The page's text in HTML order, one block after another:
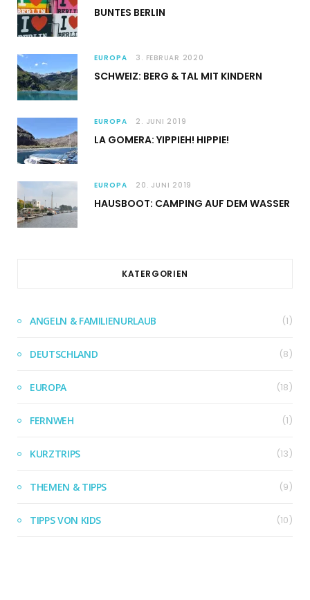
BUNTES BERLIN
EUROPA 3. FEBRUAR 2020
SCHWEIZ: BERG & TAL MIT KINDERN
EUROPA 2. JUNI 2019
LA GOMERA: YIPPIEH! HIPPIE!
EUROPA 20. JUNI 2019
HAUSBOOT: CAMPING AUF DEM WASSER
KATERGORIEN
ANGELN & FAMILIENURLAUB (1)
DEUTSCHLAND (8)
EUROPA (18)
FERNWEH (1)
KURZTRIPS (13)
THEMEN & TIPPS (9)
TIPPS VON KIDS (10)